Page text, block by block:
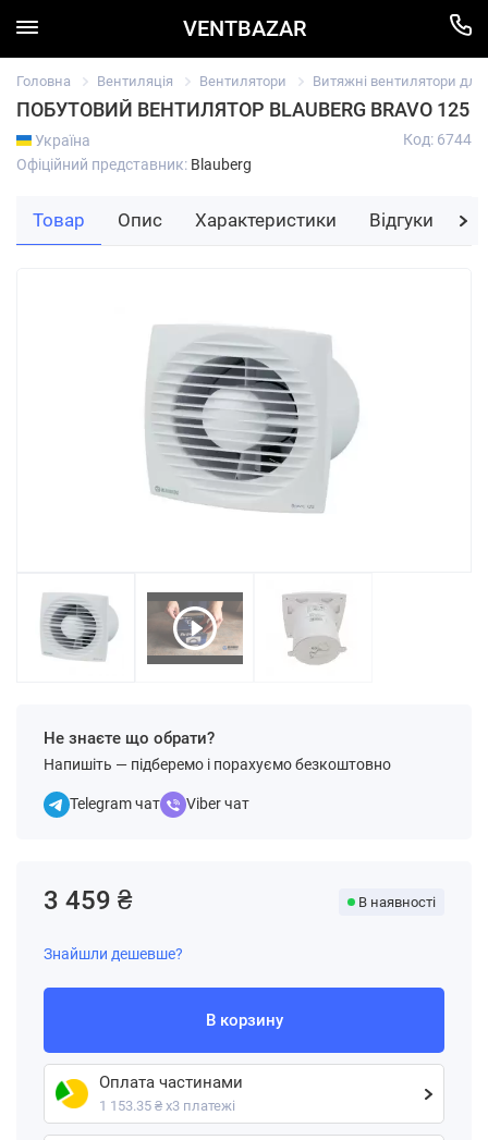
VENTBAZAR
Головна Вентиляція Вентилятори Витяжні вентилятори для
ПОБУТОВИЙ ВЕНТИЛЯТОР BLAUBERG BRAVO 125
Україна
Офіційний представник: Blauberg
Код: 6744
Не знаєте що обрати?
Напишіть — підберемо і порахуємо безкоштовно
Telegram чат Viber чат
3 459 ₴ В наявності
Знайшли дешевше?
В корзину
Оплата частинами
1 153.35 ₴ х3 платежі
Товар Опис Характеристики Відгуки